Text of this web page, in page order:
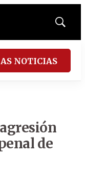
Mostrar
NOTICIAS
de